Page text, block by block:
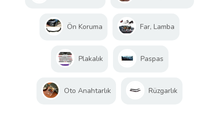
Ön Koruma Far, Lamba
Plakalık Paspas
Oto Anahtarlık Rüzgarlık